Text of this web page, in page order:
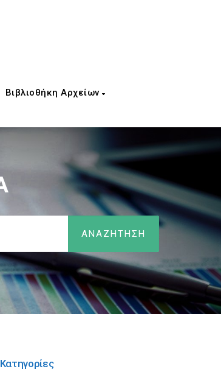
Βιβλιοθήκη Αρχείων
Κατηγορίες